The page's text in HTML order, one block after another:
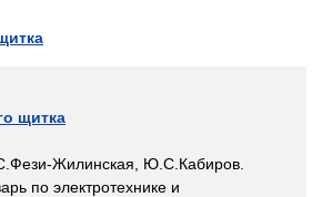
щитка
Жилинская, Ю.С.Кабиров.
по электротехнике и